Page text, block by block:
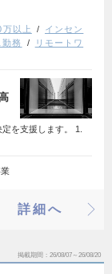
以上
インセン
勤務
リモートワ
を支援します。 1.
詳細へ
掲載期間 26/08/07～26/08/20